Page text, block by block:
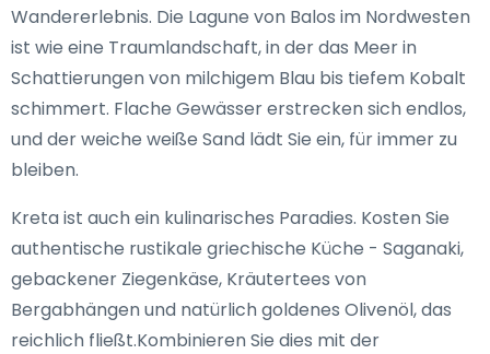
Wandererlebnis. Die Lagune von Balos im Nordwesten
ist wie eine Traumlandschaft, in der das Meer in
Schattierungen von milchigem Blau bis tiefem Kobalt
schimmert. Flache Gewässer erstrecken sich endlos,
und der weiche weiße Sand lädt Sie ein, für immer zu
bleiben.
Kreta ist auch ein kulinarisches Paradies. Kosten Sie
authentische rustikale griechische Küche - Saganaki,
gebackener Ziegenkäse, Kräutertees von
Bergabhängen und natürlich goldenes Olivenöl, das
reichlich fließt.Kombinieren Sie dies mit der